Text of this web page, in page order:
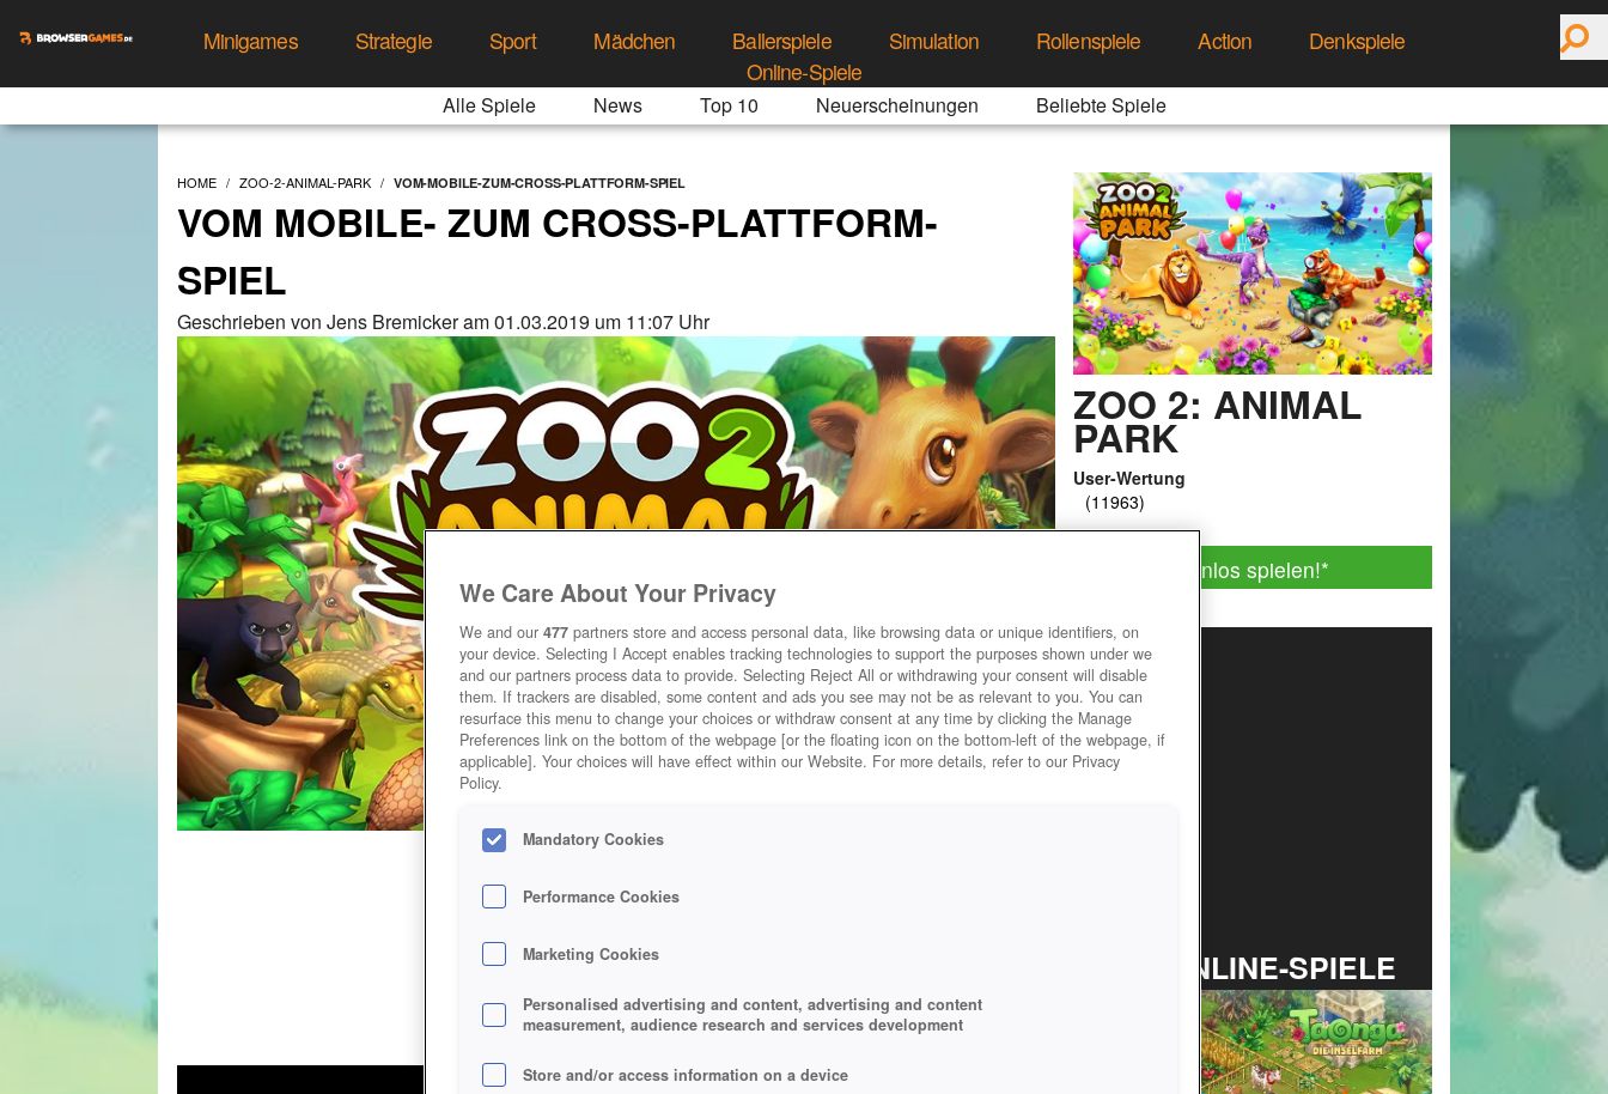
Minigames Strategie Sport Mädchen Ballerspiele Simulation Rollenspiele Action
Denkspiele
Online-Spiele
Alle Spiele News Top 10 Neuerscheinungen Beliebte Spiele
HOME ZOO-2-ANIMAL-PARK VOM-MOBILE-ZUM-CROSS-PLATTFORM-SPIEL
VOM MOBILE- ZUM CROSS-PLATTFORM-
SPIEL
Geschrieben von Jens Bremicker am 01.03.2019 um 11:07 Uhr
ZOO 2: ANIMAL
PARK
User-Wertung
Jetzt kostenlos spielen!*
TOP ONLINE-SPIELE
We Care About Your Privacy
We and our 477 partners store and access personal data, like browsing data or unique identifiers, on
your device. Selecting I Accept enables tracking technologies to support the purposes shown under we
and our partners process data to provide. Selecting Reject All or withdrawing your consent will disable
them. If trackers are disabled, some content and ads you see may not be as relevant to you. You can
resurface this menu to change your choices or withdraw consent at any time by clicking the Manage
Preferences link on the bottom of the webpage [or the floating icon on the bottom-left of the webpage, if
applicable]. Your choices will have effect within our Website. For more details, refer to our Privacy
Policy.
Mandatory Cookies
Performance Cookies
Marketing Cookies
Personalised advertising and content, advertising and content
measurement, audience research and services development
Store and/or access information on a device